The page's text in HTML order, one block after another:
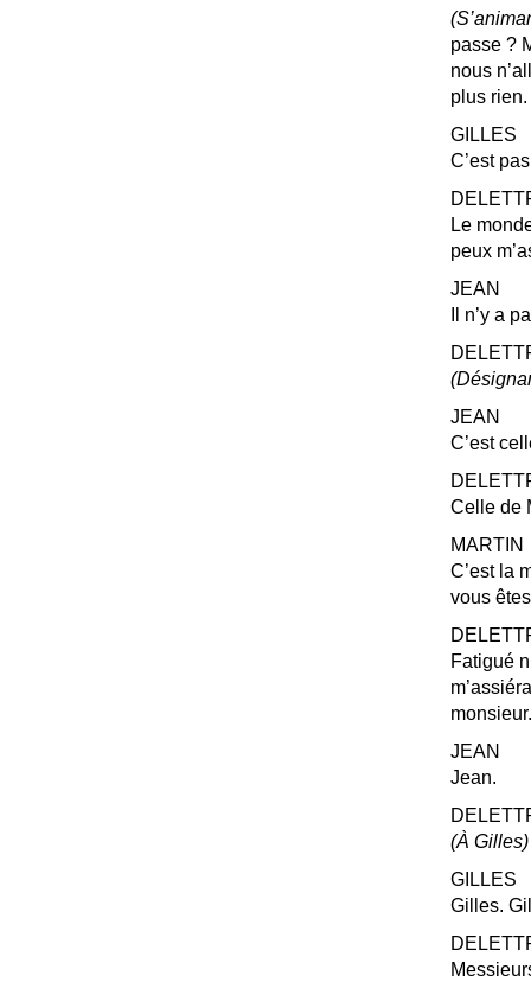
passe ?
nous
plus rien.
GILLES
C’est
Le
peux
JEAN
Il n’y a
JEAN
C’est
Celle de
MARTIN
C’est la
vous
Fatigué
JEAN
Jean.
(À Gilles)
GILLES
Gilles.